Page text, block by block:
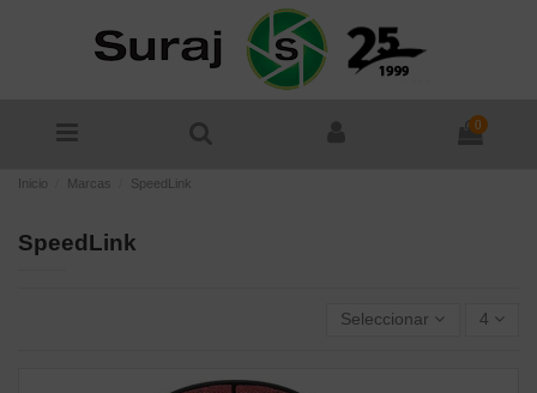
0
Inicio Marcas SpeedLink
SpeedLink
Seleccionar 4